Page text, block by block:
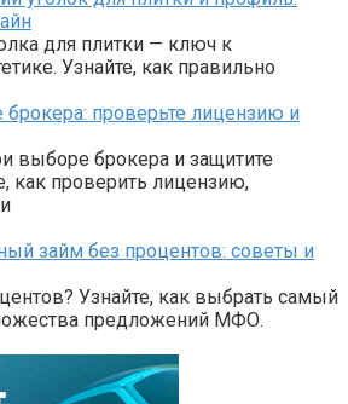
для плитки — ключ к
Узнайте, как правильно
проверьте лицензию и
выборе брокера и защитите
как проверить лицензию,
займ без процентов: советы и
Узнайте, как выбрать самый
предложений МФО.